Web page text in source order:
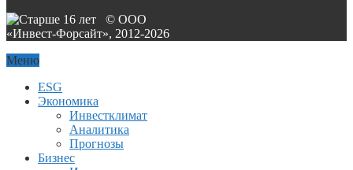
© ООО
«Инвест-Форсайт», 2012-2026
Меню
ESG
Экономика
Инвестклимат
Аналитика
Прогнозы
Бизнес